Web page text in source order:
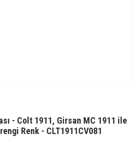
- Colt 1911, Girsan MC 1911 ile
Renk - CLT1911CV081